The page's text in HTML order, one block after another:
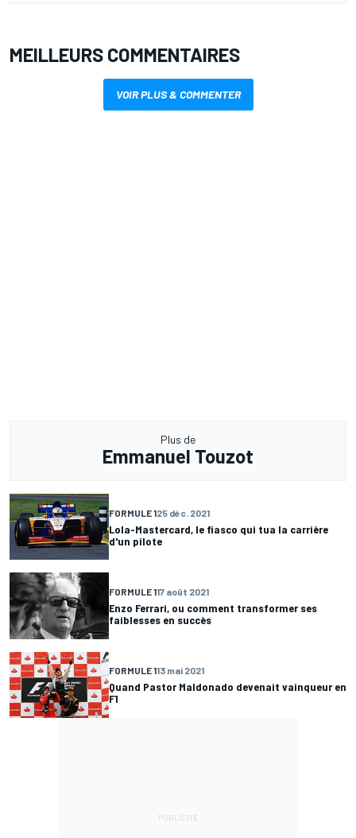
MEILLEURS COMMENTAIRES
VOIR PLUS & COMMENTER
Plus de
Emmanuel Touzot
FORMULE 125 déc. 2021
Lola-Mastercard, le fiasco qui tua la carrière
d'un pilote
FORMULE 117 août 2021
Enzo Ferrari, ou comment transformer ses
faiblesses en succès
FORMULE 113 mai 2021
Quand Pastor Maldonado devenait vainqueur en
F1